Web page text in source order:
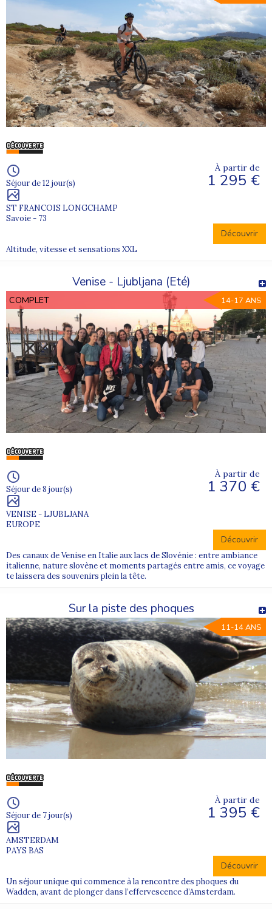
Séjour de 12 jour(s)
ST FRANCOIS LONGCHAMP
Savoie - 73
À partir de
1 295 €
Découvrir
Altitude, vitesse et sensations XXL
Venise - Ljubljana (Eté)
COMPLET 14-17 ANS
Séjour de 8 jour(s)
VENISE - LJUBLJANA
EUROPE
À partir de
1 370 €
Découvrir
Des canaux de Venise en Italie aux lacs de Slovénie : entre ambiance
italienne, nature slovène et moments partagés entre amis, ce voyage
te laissera des souvenirs plein la tête.
Sur la piste des phoques
11-14 ANS
Séjour de 7 jour(s)
AMSTERDAM
PAYS BAS
À partir de
1 395 €
Découvrir
Un séjour unique qui commence à la rencontre des phoques du
Wadden, avant de plonger dans l’effervescence d’Amsterdam.